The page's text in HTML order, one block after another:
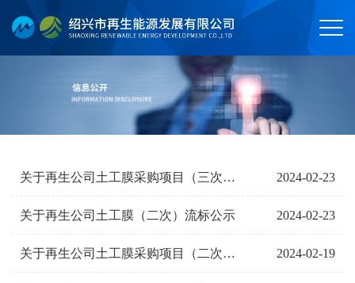
关于再生公司土工膜采购项目（三次）询价公告 2024-02-23
关于再生公司土工膜（二次）流标公示 2024-02-23
关于再生公司土工膜采购项目（二次）询价公告 2024-02-19